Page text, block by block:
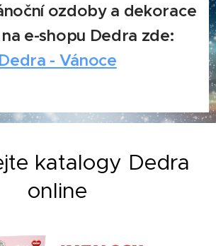
ozdoby a dekorace
e-shopu Dedra zde:
Dedra - Vánoce
katalogy Dedra
online